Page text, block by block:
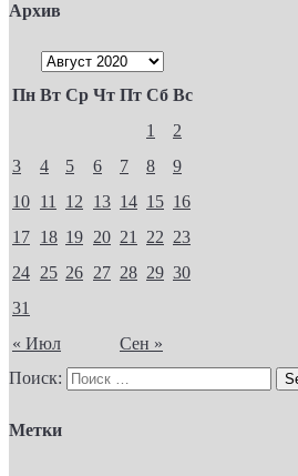
Архив
Пн Вт Ср Чт Пт Сб Вс
« Июл Сен »
1
2
3
4 5 6 7 8
9
10 11 12 13 14 15 16
17 18 19 20 21 22 23
24 25 26 27 28 29 30
31
Поиск:
Метки